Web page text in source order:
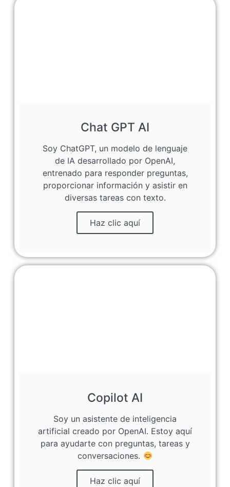
Chat GPT AI
Soy ChatGPT, un modelo de lenguaje
de IA desarrollado por OpenAI,
entrenado para responder preguntas,
proporcionar información y asistir en
diversas tareas con texto.
Haz clic aquí
Copilot AI
Soy un asistente de inteligencia
artificial creado por OpenAI. Estoy aquí
para ayudarte con preguntas, tareas y
conversaciones.
Haz clic aquí